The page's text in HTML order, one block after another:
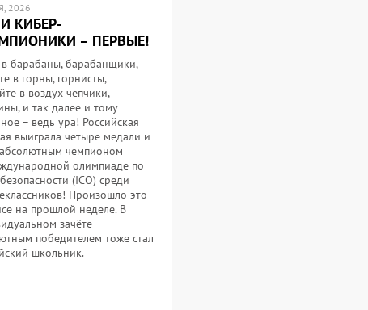
2026
КИБЕР-
– ПЕРВЫЕ!
в барабаны, барабанщики,
в горны, горнисты,
в воздух чепчики,
и так далее и тому
– ведь ура! Российская
выиграла четыре медали и
чемпионом
олимпиаде по
(ICO) среди
Произошло это
на прошлой неделе. В
зачёте
победителем тоже стал
школьник.